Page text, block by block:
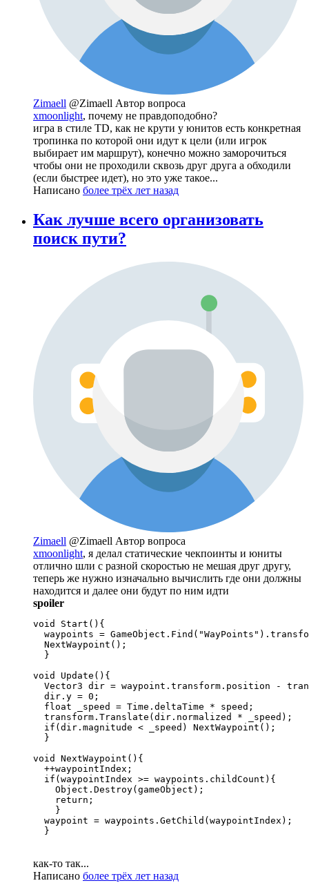
Zimaell @Zimaell Автор вопроса
xmoonlight, почему не правдоподобно?
игра в стиле TD, как не крути у юнитов есть конкретная
тропинка по которой они идут к цели (или игрок
выбирает им маршрут), конечно можно заморочиться
чтобы они не проходили сквозь друг друга а обходили
(если быстрее идет), но это уже такое...
Написано более трёх лет назад
Как лучше всего организовать
поиск пути?
Zimaell @Zimaell Автор вопроса
xmoonlight, я делал статические чекпоинты и юниты
отлично шли с разной скоростью не мешая друг другу,
теперь же нужно изначально вычислить где они должны
находится и далее они будут по ним идти
spoiler
void Start(){
waypoints =
  NextWaypoint();
  }
void Update(){
Vector3 dir = waypoint.transform.position -
  dir.y = 0;
  float _speed = Time.deltaTime * speed;
  transform.Translate(dir.normalized * _speed);
  if(dir.magnitude < _speed) NextWaypoint();
  }
void NextWaypoint(){
  ++waypointIndex;
  if(waypointIndex >= waypoints.childCount){
    Object.Destroy(gameObject);
    return;
    }
  waypoint = waypoints.GetChild(waypointIndex);
  }
как-то так...
Написано более трёх лет назад